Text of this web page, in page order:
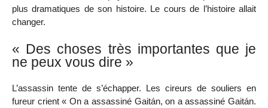
plus dramatiques de son histoire. Le cours de l’histoire allait
changer.
« Des choses très importantes que je
ne peux vous dire »
L’assassin tente de s’échapper. Les cireurs de souliers en
fureur crient « On a assassiné Gaitán, on a assassiné Gaitán.